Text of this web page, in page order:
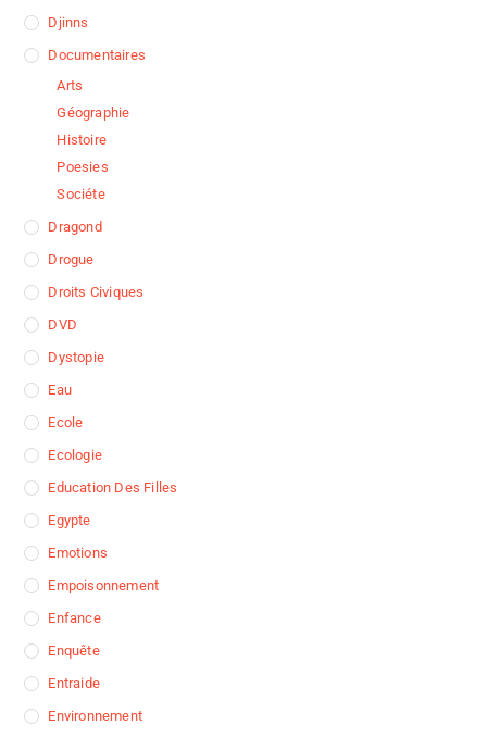
Djinns
Documentaires
Arts
Géographie
Histoire
Poesies
Sociéte
Dragond
Drogue
Droits Civiques
DVD
Dystopie
Eau
Ecole
Ecologie
Education Des Filles
Egypte
Emotions
Empoisonnement
Enfance
Enquête
Entraide
Environnement